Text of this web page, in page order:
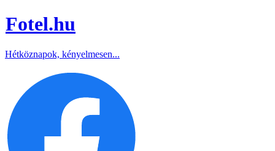
Fotel.hu
Hétköznapok, kényelmesen...